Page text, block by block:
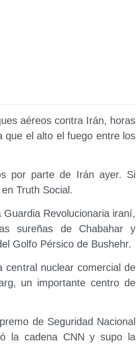
aéreos contra Irán, horas
que el alto el fuego entre los
por parte de Irán ayer. Si
Truth Social.
Revolucionaria iraní,
sureñas de Chabahar y
Golfo Pérsico de Bushehr.
central nuclear comercial de
un importante centro de
de Seguridad Nacional
la cadena CNN y supo la